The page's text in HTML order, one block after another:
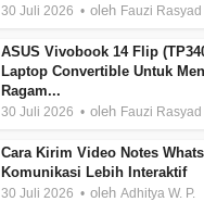
30 Juli 2026 oleh Fauzi Rasyad
ASUS Vivobook 14 Flip
Laptop Convertible Untuk
Ragam...
30 Juli 2026 oleh Fauzi Rasyad
Cara Kirim Video Notes
Komunikasi Lebih Interaktif
30 Juli 2026 olehAdhitya W. P.